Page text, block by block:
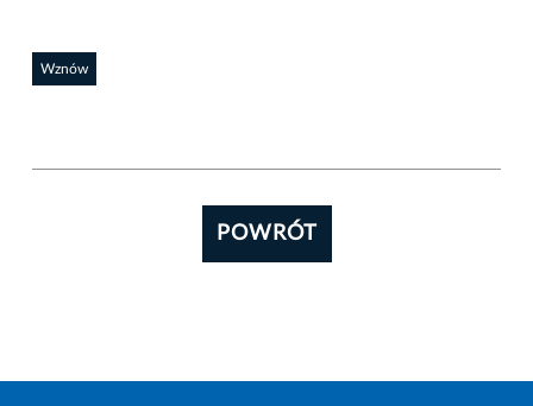
Wznów
POWRÓT